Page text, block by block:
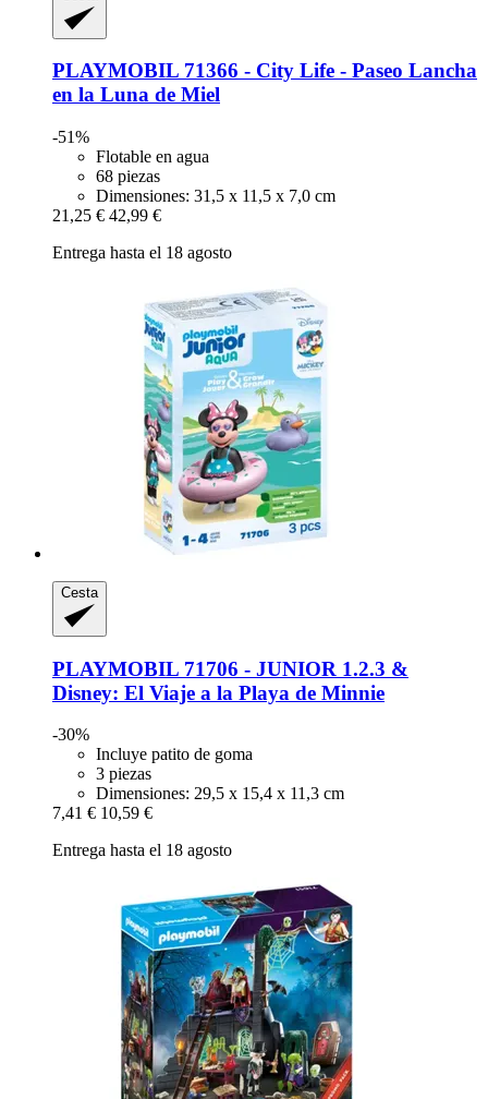
PLAYMOBIL 71366 -​ City Life -​ Paseo Lancha
en la Luna de Miel
-51%
Flotable en agua
68 piezas
Dimensiones: 31,5 x 11,5 x 7,0 cm
21,25 € 42,99 €
Entrega hasta el 18 agosto
Cesta
PLAYMOBIL 71706 -​ JUNIOR 1.2.3 &
Disney: El Viaje a la Playa de Minnie
-30%
Incluye patito de goma
3 piezas
Dimensiones: 29,5 x 15,4 x 11,3 cm
7,41 € 10,59 €
Entrega hasta el 18 agosto